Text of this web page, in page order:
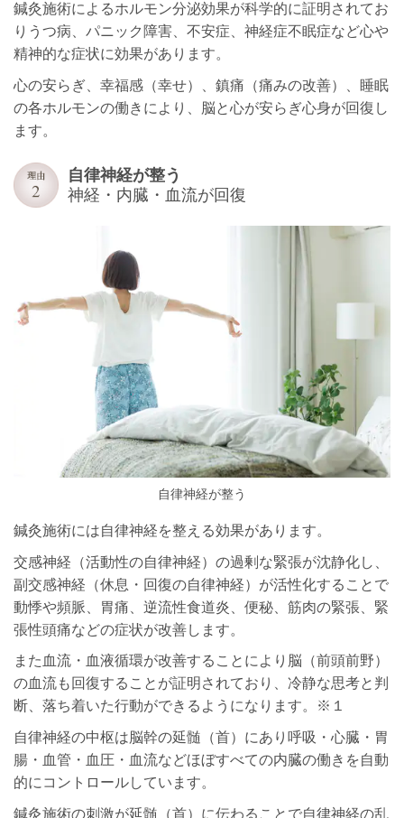
鍼灸施術によるホルモン分泌効果が科学的に証明されてお
りうつ病、パニック障害、不安症、神経症不眠症など心や
精神的な症状に効果があります。
心の安らぎ、幸福感（幸せ）、鎮痛（痛みの改善）、睡眠
の各ホルモンの働きにより、脳と心が安らぎ心身が回復し
ます。
自律神経が整う
神経・内臓・血流が回復
自律神経が整う
鍼灸施術には自律神経を整える効果があります。
交感神経（活動性の自律神経）の過剰な緊張が沈静化し、
副交感神経（休息・回復の自律神経）が活性化することで
動悸や頻脈、胃痛、逆流性食道炎、便秘、筋肉の緊張、緊
張性頭痛などの症状が改善します。
また血流・血液循環が改善することにより脳（前頭前野）
の血流も回復することが証明されており、冷静な思考と判
断、落ち着いた行動ができるようになります。※１
自律神経の中枢は脳幹の延髄（首）にあり呼吸・心臓・胃
腸・血管・血圧・血流などほぼすべての内臓の働きを自動
的にコントロールしています。
鍼灸施術の刺激が延髄（首）に伝わることで自律神経の乱